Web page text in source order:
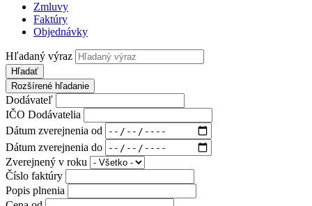
Zmluvy
Faktúry
Objednávky
Hľadaný výraz
Hľadať
Rozšírené hľadanie
Dodávateľ
IČO Dodávatelia
Dátum zverejnenia od
Dátum zverejnenia do
Zverejnený v roku
Číslo faktúry
Popis plnenia